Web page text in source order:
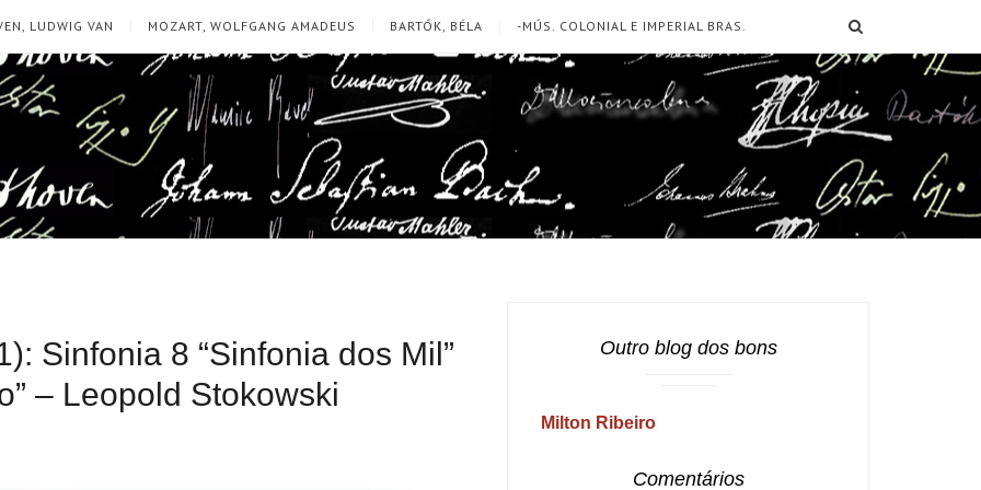
LUDWIG VAN MOZART, WOLFGANG AMADEUS BARTÓK, BÉLA -MÚS. COLONIAL E IMPERIAL BRAS.
Sinfonia 8 “Sinfonia dos Mil”
– Leopold Stokowski
Outro blog dos bons
Milton Ribeiro
Comentários